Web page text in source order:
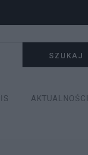
SZUKAJ
AKTUALNOŚCI